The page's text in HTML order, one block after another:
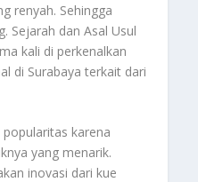
renyah. Sehingga
Sejarah dan Asal Usul
kali di perkenalkan
di Surabaya terkait dari
karena
yang menarik.
inovasi dari kue